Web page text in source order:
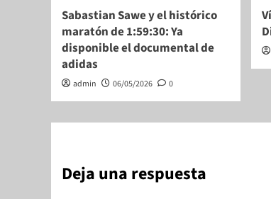
Sabastian Sawe y el histórico
maratón de 1:59:30: Ya
disponible el documental de
adidas
admin 06/05/2026 0
Deja una respuesta